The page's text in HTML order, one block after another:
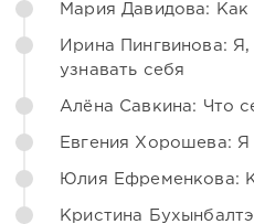
Мария Давидова: Как
Ирина Пингвинова: Я,
узнавать себя
Алёна Савкина: Что
Евгения Хорошева: Я
Юлия Ефременкова:
Кристина